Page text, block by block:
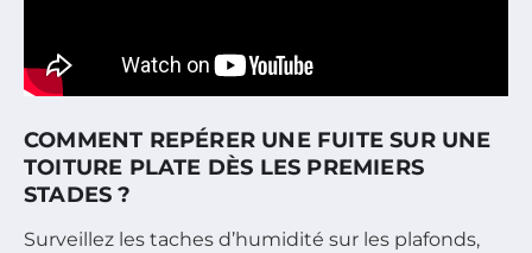
COMMENT REPÉRER UNE FUITE SUR UNE
TOITURE PLATE DÈS LES PREMIERS
STADES ?
Surveillez les taches d’humidité sur les plafonds,